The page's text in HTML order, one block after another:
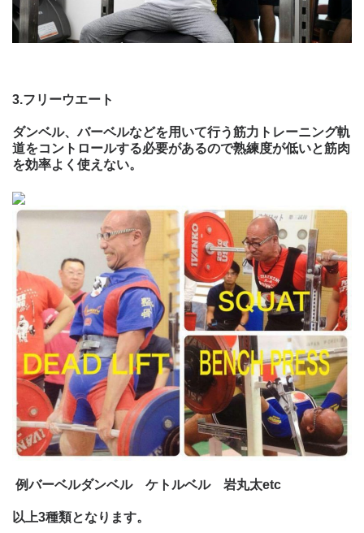
3.フリーウエート
ダンベル、バーベルなどを用いて行う筋力トレーニング軌
道をコントロールする必要があるので熟練度が低いと筋肉
を効率よく使えない。
例バーベルダンベル ケトルベル 岩丸太etc
以上3種類となります。